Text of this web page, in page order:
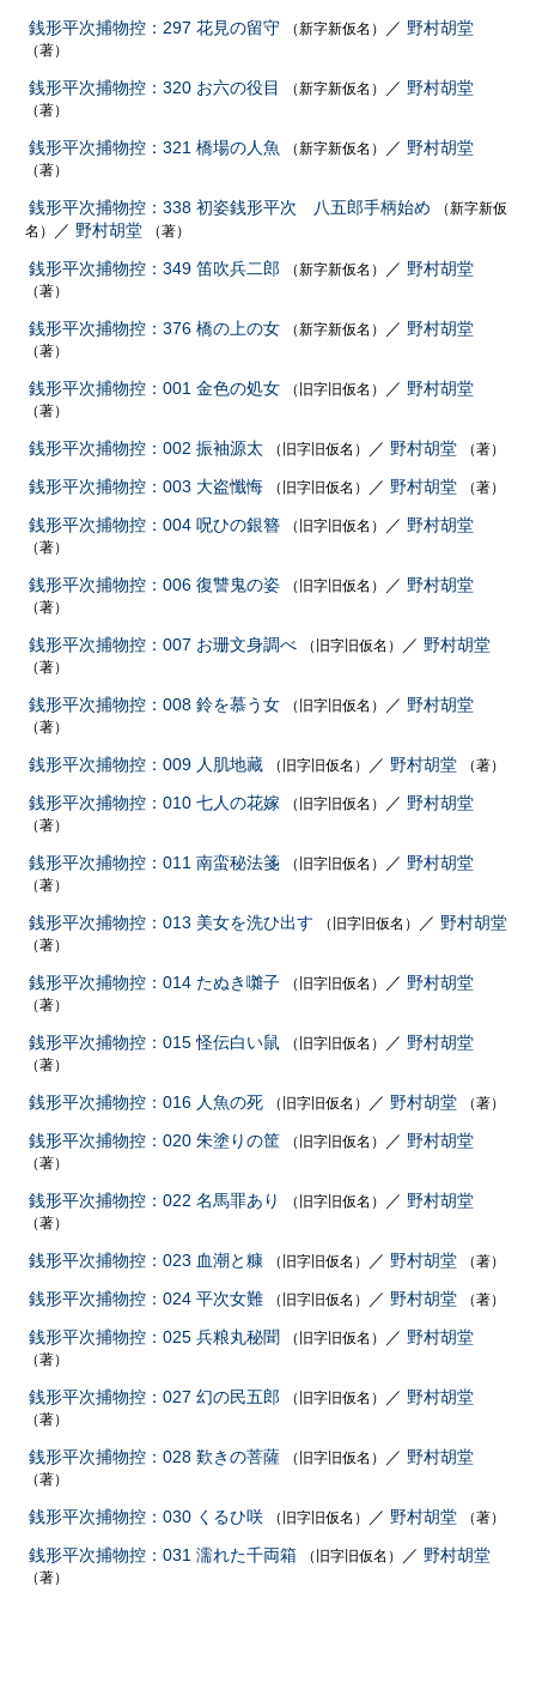
銭形平次捕物控：297 花見の留守 （新字新仮名） ／ 野村胡堂
（著）
銭形平次捕物控：320 お六の役目 （新字新仮名） ／ 野村胡堂
（著）
銭形平次捕物控：321 橋場の人魚 （新字新仮名） ／ 野村胡堂
（著）
銭形平次捕物控：338 初姿銭形平次 八五郎手柄始め
（新字新仮
名）
／ 野村胡堂 （著）
銭形平次捕物控：349 笛吹兵二郎 （新字新仮名） ／ 野村胡堂
（著）
銭形平次捕物控：376 橋の上の女 （新字新仮名） ／ 野村胡堂
（著）
銭形平次捕物控：001 金色の処女 （旧字旧仮名） ／ 野村胡堂
（著）
銭形平次捕物控：002 振袖源太 （旧字旧仮名） ／ 野村胡堂 （著）
銭形平次捕物控：003 大盗懺悔 （旧字旧仮名） ／ 野村胡堂 （著）
銭形平次捕物控：004 呪ひの銀簪 （旧字旧仮名） ／ 野村胡堂
（著）
銭形平次捕物控：006 復讐鬼の姿 （旧字旧仮名） ／ 野村胡堂
（著）
銭形平次捕物控：007 お珊文身調べ （旧字旧仮名） ／ 野村胡堂
（著）
銭形平次捕物控：008 鈴を慕う女 （旧字旧仮名） ／ 野村胡堂
（著）
銭形平次捕物控：009 人肌地藏 （旧字旧仮名） ／ 野村胡堂 （著）
銭形平次捕物控：010 七人の花嫁 （旧字旧仮名） ／ 野村胡堂
（著）
銭形平次捕物控：011 南蛮秘法箋 （旧字旧仮名） ／ 野村胡堂
（著）
銭形平次捕物控：013 美女を洗ひ出す （旧字旧仮名） ／ 野村胡堂
（著）
銭形平次捕物控：014 たぬき囃子 （旧字旧仮名） ／ 野村胡堂
（著）
銭形平次捕物控：015 怪伝白い鼠 （旧字旧仮名） ／ 野村胡堂
（著）
銭形平次捕物控：016 人魚の死 （旧字旧仮名） ／ 野村胡堂 （著）
銭形平次捕物控：020 朱塗りの筐 （旧字旧仮名） ／ 野村胡堂
（著）
銭形平次捕物控：022 名馬罪あり （旧字旧仮名） ／ 野村胡堂
（著）
銭形平次捕物控：023 血潮と糠 （旧字旧仮名） ／ 野村胡堂 （著）
銭形平次捕物控：024 平次女難 （旧字旧仮名） ／ 野村胡堂 （著）
銭形平次捕物控：025 兵粮丸秘聞 （旧字旧仮名） ／ 野村胡堂
（著）
銭形平次捕物控：027 幻の民五郎 （旧字旧仮名） ／ 野村胡堂
（著）
銭形平次捕物控：028 歎きの菩薩 （旧字旧仮名） ／ 野村胡堂
（著）
銭形平次捕物控：030 くるひ咲 （旧字旧仮名） ／ 野村胡堂 （著）
銭形平次捕物控：031 濡れた千両箱 （旧字旧仮名） ／ 野村胡堂
（著）